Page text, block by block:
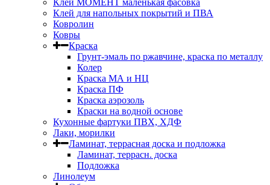
Клей МОМЕНТ маленькая фасовка
Клей для напольных покрытий и ПВА
Ковролин
Ковры
Краска
Грунт-эмаль по ржавчине, краска по металлу
Колер
Краска МА и НЦ
Краска ПФ
Краска аэрозоль
Краски на водной основе
Кухонные фартуки ПВХ, ХДФ
Лаки, морилки
Ламинат, террасная доска и подложка
Ламинат, террасн. доска
Подложка
Линолеум